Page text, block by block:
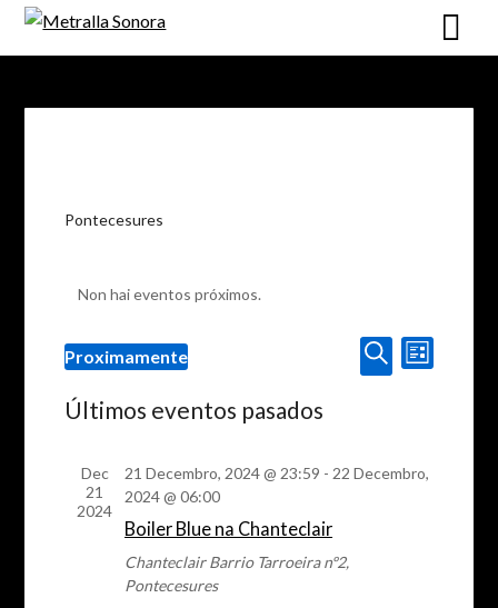
Skip
Pontecesures
Non hai eventos próximos.
Navegación
de
vistas
Procurar
de
List
Proximamente
date.
Últimos eventos pasados
Dec
21
2024
21 Decembro, 2024 @ 23:59 - 22 Decembro,
2024 @ 06:00
Boiler Blue na Chanteclair
ChanteclairBarrio Tarroeira nº2,
Pontecesures